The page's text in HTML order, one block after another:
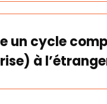
un cycle
à